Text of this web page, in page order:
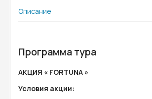
Описание
Программа тура
АКЦИЯ « FORTUNA »
Условия акции: